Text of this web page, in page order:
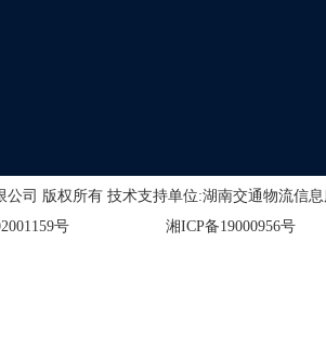
公司 版权所有 技术支持单位:湖南交通物流信
号
湘ICP备19000956号